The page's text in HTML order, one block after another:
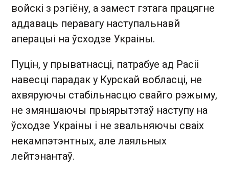
войскі з рэгіёну, а замест гэтага працягне
аддаваць перавагу наступальнавй
аперацыі на ўсходзе Украіны.
Пуцін, у прыватнасці, патрабуе ад Расіі
навесці парадак у Курскай вобласці, не
ахвяруючы стабільнасцю свайго рэжыму,
не змяншаючы прыярытэтаў наступу на
ўсходзе Украіны і не звальняючы сваіх
некампэтэнтных, але лаяльных
лейтэнантаў.